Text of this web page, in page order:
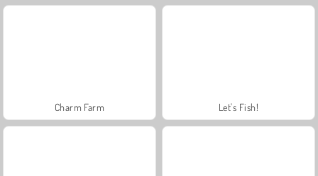
Charm Farm Let's Fish!